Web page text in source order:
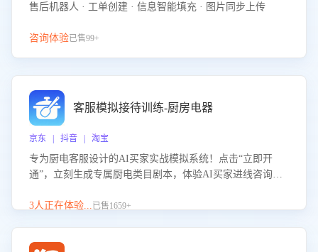
售后机器人 · 工单创建 · 信息智能填充 · 图片同步上传
咨询体验已售99+
客服模拟接待训练-厨房电器
京东 | 抖音 | 淘宝
专为厨电客服设计的AI买家实战模拟系统！点击“立即开
通”，立刻生成专属厨电类目剧本，体验AI买家进线咨询真
实场景应对技巧！
3人正在体验...已售1659+